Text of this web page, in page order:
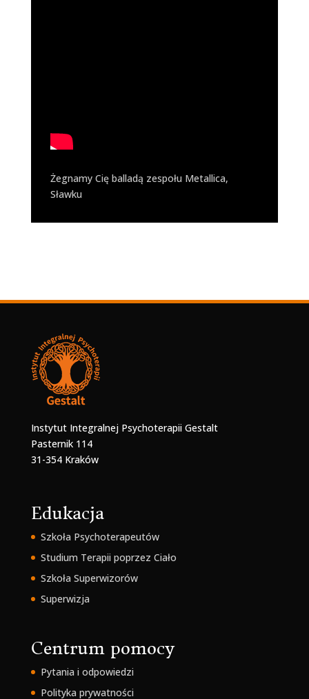
Żegnamy Cię balladą zespołu Metallica,
Sławku
Instytut Integralnej Psychoterapii Gestalt
Pasternik 114
31-354 Kraków
Edukacja
Szkoła Psychoterapeutów
Studium Terapii poprzez Ciało
Szkoła Superwizorów
Superwizja
Centrum pomocy
Pytania i odpowiedzi
Polityka prywatności